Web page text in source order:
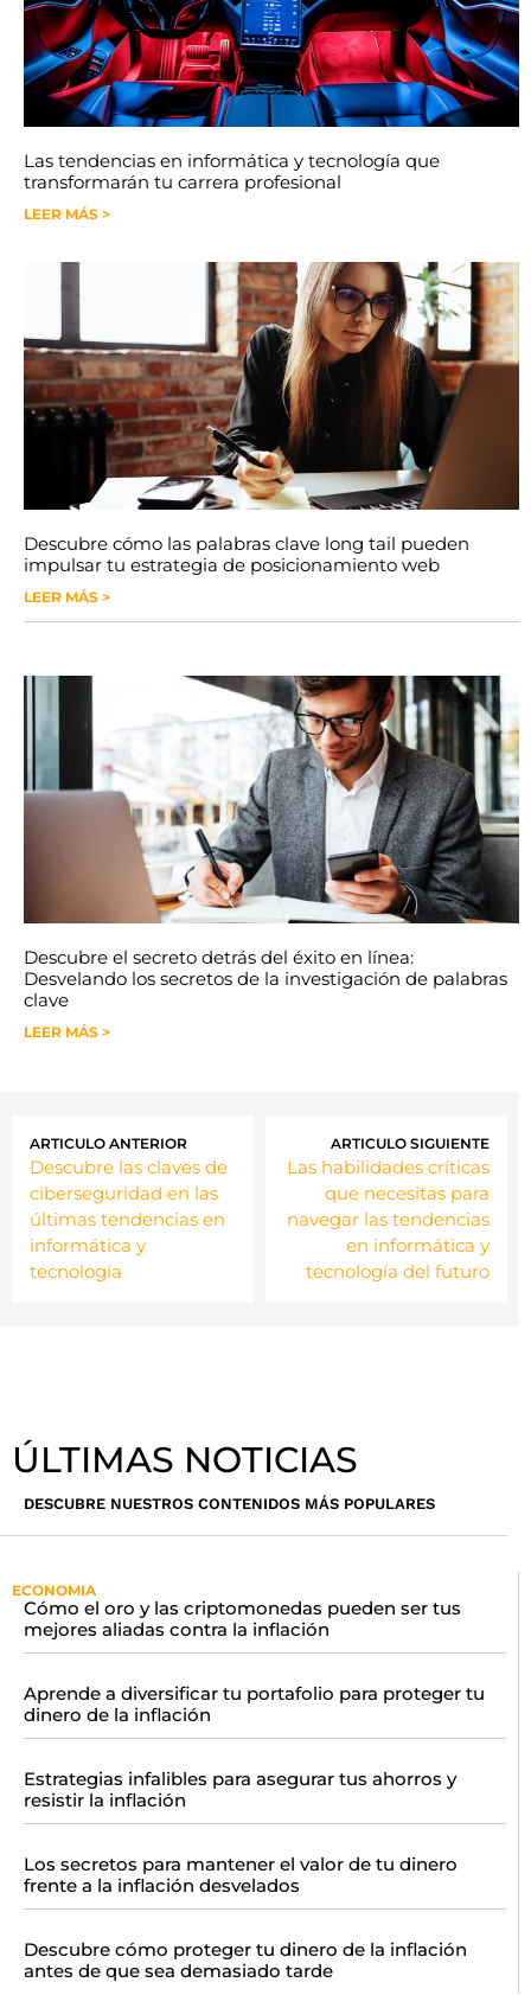
Las tendencias en informática y tecnología que
transformarán tu carrera profesional
LEER MÁS >
Descubre cómo las palabras clave long tail pueden
impulsar tu estrategia de posicionamiento web
LEER MÁS >
Descubre el secreto detrás del éxito en línea:
Desvelando los secretos de la investigación de palabras
clave
LEER MÁS >
ARTICULO ANTERIOR
Descubre las claves de
ciberseguridad en las
últimas tendencias en
informática y
tecnología
ARTICULO SIGUIENTE
Las habilidades críticas
que necesitas para
navegar las tendencias
en informática y
tecnología del futuro
ÚLTIMAS NOTICIAS
DESCUBRE NUESTROS CONTENIDOS MÁS POPULARES
ECONOMIA
Cómo el oro y las criptomonedas pueden ser tus
mejores aliadas contra la inflación
Aprende a diversificar tu portafolio para proteger tu
dinero de la inflación
Estrategias infalibles para asegurar tus ahorros y
resistir la inflación
Los secretos para mantener el valor de tu dinero
frente a la inflación desvelados
Descubre cómo proteger tu dinero de la inflación
antes de que sea demasiado tarde